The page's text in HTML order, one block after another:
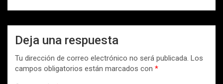
Deja una respuesta
Tu dirección de correo electrónico no será publicada. Los
campos obligatorios están marcados con *